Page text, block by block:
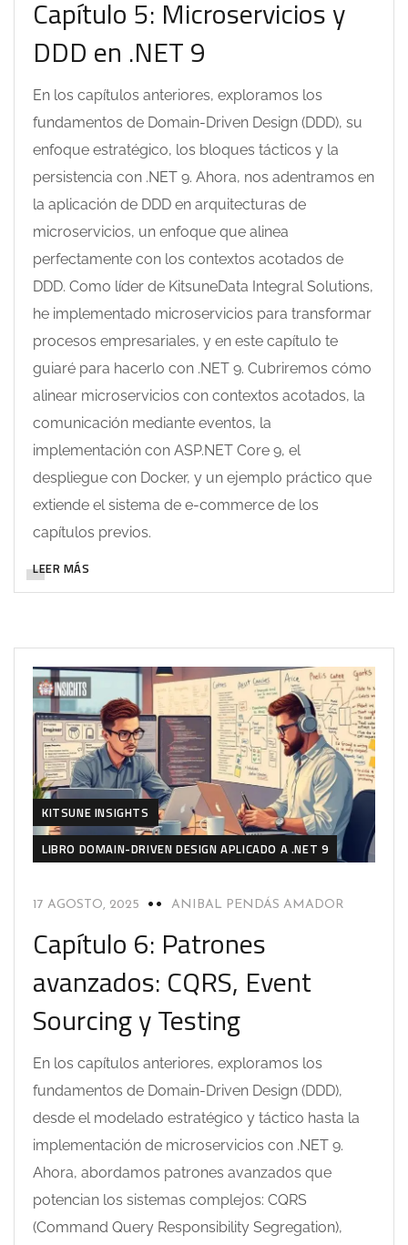
Capítulo 5: Microservicios y
DDD en .NET 9
En los capítulos anteriores, exploramos los
fundamentos de Domain-Driven Design (DDD), su
enfoque estratégico, los bloques tácticos y la
persistencia con .NET 9. Ahora, nos adentramos en
la aplicación de DDD en arquitecturas de
microservicios, un enfoque que alinea
perfectamente con los contextos acotados de
DDD. Como líder de KitsuneData Integral Solutions,
he implementado microservicios para transformar
procesos empresariales, y en este capítulo te
guiaré para hacerlo con .NET 9. Cubriremos cómo
alinear microservicios con contextos acotados, la
comunicación mediante eventos, la
implementación con ASP.NET Core 9, el
despliegue con Docker, y un ejemplo práctico que
extiende el sistema de e-commerce de los
capítulos previos.
LEER MÁS
KITSUNE INSIGHTS
LIBRO DOMAIN-DRIVEN DESIGN APLICADO A .NET 9
17 AGOSTO, 2025 ANIBAL PENDÁS AMADOR
Capítulo 6: Patrones
avanzados: CQRS, Event
Sourcing y Testing
En los capítulos anteriores, exploramos los
fundamentos de Domain-Driven Design (DDD),
desde el modelado estratégico y táctico hasta la
implementación de microservicios con .NET 9.
Ahora, abordamos patrones avanzados que
potencian los sistemas complejos: CQRS
(Command Query Responsibility Segregation),